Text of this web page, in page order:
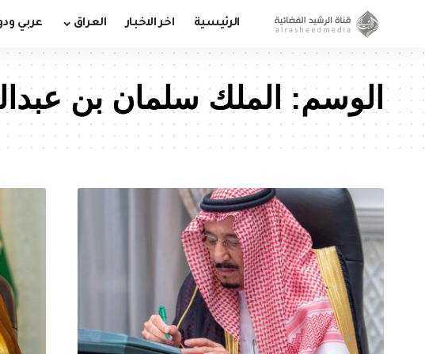
الرئيسية اخر الاخبار العراق عربي
الوسم: الملك سلمان بن